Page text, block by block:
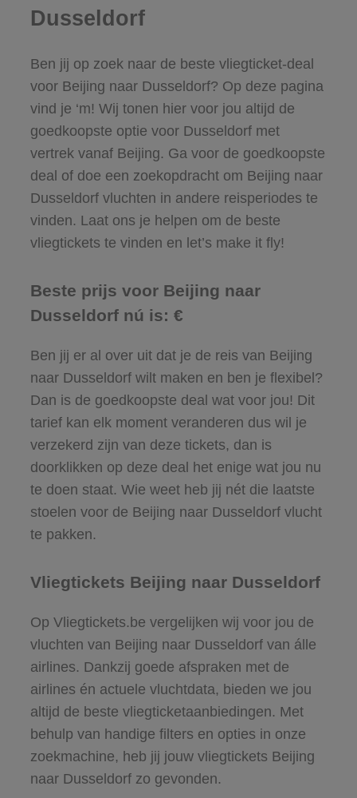
Dusseldorf
Ben jij op zoek naar de beste vliegticket-deal
voor Beijing naar Dusseldorf? Op deze pagina
vind je ‘m! Wij tonen hier voor jou altijd de
goedkoopste optie voor Dusseldorf met
vertrek vanaf Beijing. Ga voor de goedkoopste
deal of doe een zoekopdracht om Beijing naar
Dusseldorf vluchten in andere reisperiodes te
vinden. Laat ons je helpen om de beste
vliegtickets te vinden en let’s make it fly!
Beste prijs voor Beijing naar
Dusseldorf nú is: €
Ben jij er al over uit dat je de reis van Beijing
naar Dusseldorf wilt maken en ben je flexibel?
Dan is de goedkoopste deal wat voor jou! Dit
tarief kan elk moment veranderen dus wil je
verzekerd zijn van deze tickets, dan is
doorklikken op deze deal het enige wat jou nu
te doen staat. Wie weet heb jij nét die laatste
stoelen voor de Beijing naar Dusseldorf vlucht
te pakken.
Vliegtickets Beijing naar Dusseldorf
Op Vliegtickets.be vergelijken wij voor jou de
vluchten van Beijing naar Dusseldorf van álle
airlines. Dankzij goede afspraken met de
airlines én actuele vluchtdata, bieden we jou
altijd de beste vliegticketaanbiedingen. Met
behulp van handige filters en opties in onze
zoekmachine, heb jij jouw vliegtickets Beijing
naar Dusseldorf zo gevonden.